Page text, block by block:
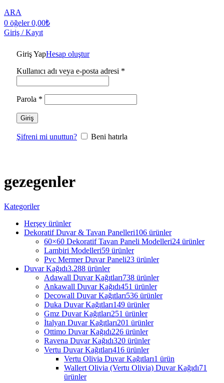
ARA
0 öğeler 0,00₺
Giriş / Kayıt
Giriş YapHesap oluştur
Kullanıcı adı veya e-posta adresi *
Parola *
Giriş
Şifreni mi unuttun? Beni hatırla
gezegenler
Kategoriler
Herşey ürünler
Dekoratif Duvar & Tavan Panelleri106 ürünler
60×60 Dekoratif Tavan Paneli Modelleri24 ürünler
Lambiri Modelleri59 ürünler
Pvc Mermer Duvar Paneli23 ürünler
Duvar Kağıdı3.288 ürünler
Adawall Duvar Kağıtları738 ürünler
Ankawall Duvar Kağıdı451 ürünler
Decowall Duvar Kağıtları536 ürünler
Duka Duvar Kağıtları149 ürünler
Gmz Duvar Kağıtları251 ürünler
İtalyan Duvar Kağıtları201 ürünler
Ottimo Duvar Kağıdı226 ürünler
Ravena Duvar Kağıdı320 ürünler
Vertu Duvar Kağıtları416 ürünler
Vertu Olivia Duvar Kağıtları1 ürün
Wallert Olivia (Vertu Olivia) Duvar Kağıdı71
ürünler